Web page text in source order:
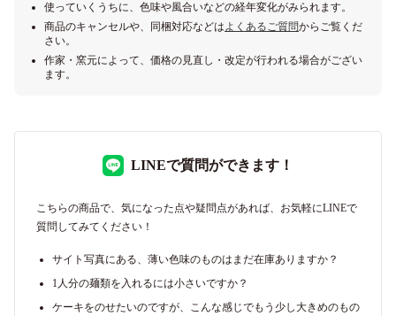
使っていくうちに、色味や風合いなどの経年変化がみられます。
商品のキャンセルや、同梱対応などはよくあるご質問からご覧くだ
さい。
作家・窯元によって、価格の見直し・改定が行われる場合がござい
ます。
LINEで質問ができます！
こちらの商品で、気になった点や疑問点があれば、お気軽にLINEで
質問してみてください！
サイト写真にある、薄い色味のものはまだ在庫ありますか？
1人分の麺類を入れるには小さいですか？
ケーキをのせたいのですが、こんな感じでもう少し大きめのもの